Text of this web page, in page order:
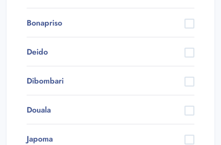
Bonapriso
Deido
Dibombari
Douala
Japoma